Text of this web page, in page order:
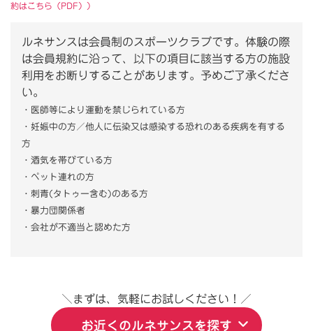
約はこちら（PDF））
ルネサンスは会員制のスポーツクラブです。体験の際
は会員規約に沿って、以下の項目に該当する方の施設
利用をお断りすることがあります。予めご了承くださ
い。
・医師等により運動を禁じられている方
・妊娠中の方／他人に伝染又は感染する恐れのある疾病を有する
方
・酒気を帯びている方
・ペット連れの方
・刺青(タトゥー含む)のある方
・暴力団関係者
・会社が不適当と認めた方
＼まずは、気軽にお試しください！／
お近くのルネサンスを探す